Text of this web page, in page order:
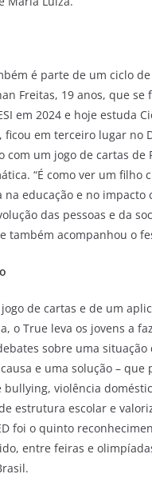
é parte de um ciclo de
Freitas, 19 anos, que se
em 2024 e hoje estuda
ficou em terceiro lugar no
com um jogo de cartas de
“É como ver um filho
na educação e no impacto
das pessoas e da
também acompanhou o
de cartas e de um
o True leva os jovens a
sobre uma situação
e uma solução – que
bullying, violência
estrutura escolar e
foi o quinto
entre feiras e